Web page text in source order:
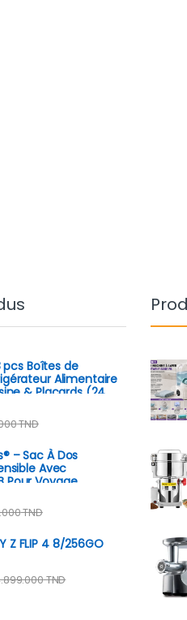
Boîtes de
Alimentaire
& Placards (24
TND
– Sac À Dos
Avec
Pour Voyage
TND
Z FLIP 4 8/256GO
TND